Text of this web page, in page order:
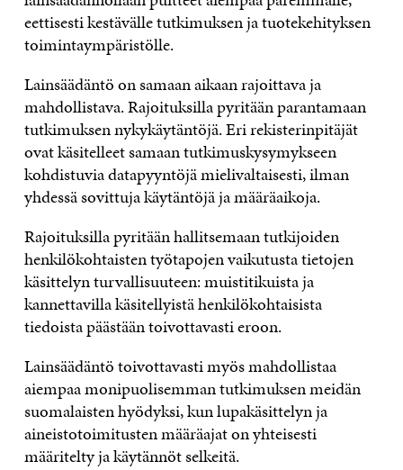
eettisesti kestävälle tutkimuksen ja tuotekehityksen
toimintaympäristölle.
Lainsäädäntö on samaan aikaan rajoittava ja
mahdollistava. Rajoituksilla pyritään parantamaan
tutkimuksen nykykäytäntöjä. Eri rekisterinpitäjät
ovat käsitelleet samaan tutkimuskysymykseen
kohdistuvia datapyyntöjä mielivaltaisesti, ilman
yhdessä sovittuja käytäntöjä ja määräaikoja.
Rajoituksilla pyritään hallitsemaan tutkijoiden
henkilökohtaisten työtapojen vaikutusta tietojen
käsittelyn turvallisuuteen: muistitikuista ja
kannettavilla käsitellyistä henkilökohtaisista
tiedoista päästään toivottavasti eroon.
Lainsäädäntö toivottavasti myös mahdollistaa
aiempaa monipuolisemman tutkimuksen meidän
suomalaisten hyödyksi, kun lupakäsittelyn ja
aineistotoimitusten määräajat on yhteisesti
määritelty ja käytännöt selkeitä.